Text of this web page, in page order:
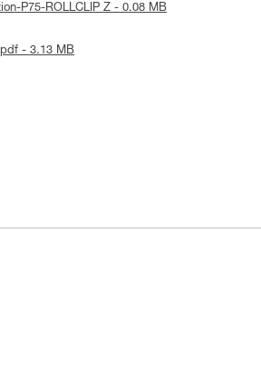
P75-ROLLCLIP Z - 0.08 MB
- 3.13 MB